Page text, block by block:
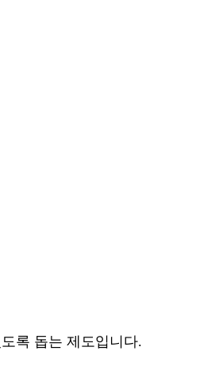
록 돕는 제도입니다.